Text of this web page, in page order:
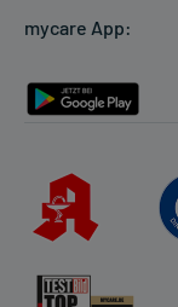
Rückgabe/Widerruf
mycare App: